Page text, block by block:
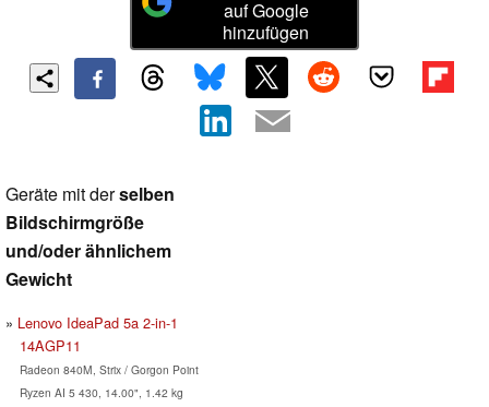
auf Google
hinzufügen
Geräte mit derselben
Bildschirmgröße
und/oder ähnlichem
Gewicht
Lenovo IdeaPad 5a 2-in-1
14AGP11
Radeon 840M, Strix / Gorgon Point
Ryzen AI 5 430, 14.00", 1.42 kg